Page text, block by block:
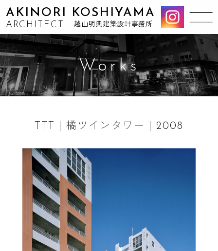
AKINORI KOSHIYAMA
ARCHITECT 越山明典建築設計事務所
Works
TTT | 橘ツインタワー | 2008